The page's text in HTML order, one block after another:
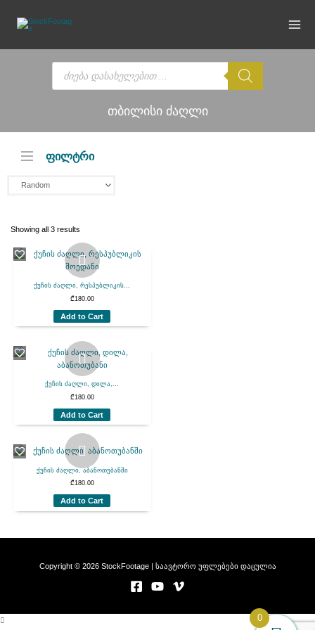
content
Products
search
თბილისი ძაღლი
ფილტრი
Showing all 3 results
ქუჩის ძაღლი, რესპუბლიკის...
₾180.00
Add to Cart
ქუჩის ძაღლი, დილა,...
₾180.00
Add to Cart
ქუჩის ძაღლი, აბანოთუბანში
₾180.00
Add to Cart
Copyright © 2026 StockFootage | საავტორო უფლებები დაცულია
0